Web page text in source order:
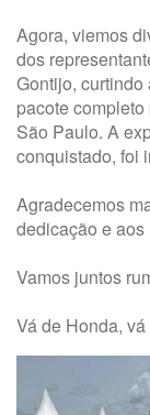
Agora, viemos
dos
Gontijo,
pacote
São Paulo. A
conquistado, foi
Agradecemos
dedicação e
Vamos juntos
Vá de Honda,